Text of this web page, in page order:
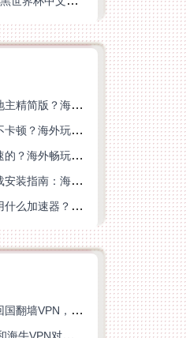
巴西怎么玩边锋四人斗地主精简版？海外游戏党的加速器终极选择
巴西怎么玩新笑傲江湖不卡顿？海外玩家国服游戏加速终极指南（附猫和老鼠一梦江湖实测）
英国打明日之后怎么提速的？海外畅玩国服游戏终极指南
足球世界国外加速器下载安装指南：海外党畅玩国服游戏的终极解决方案
国外玩合金弹头：觉醒用什么加速器？一份写给海外游子的畅玩指南
海外党必看：如何选对回国翻墙VPN，无缝解锁国内资源？
ChickCN VPN好用吗？和海牛VPN对比哪个回国效果更好？